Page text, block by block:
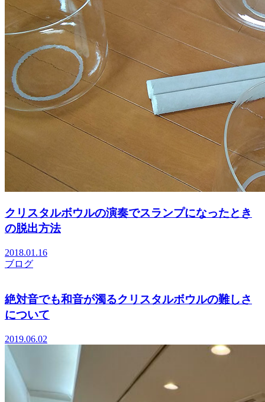
クリスタルボウルの演奏でスランプになったとき
の脱出方法
2018.01.16
ブログ
絶対音でも和音が濁るクリスタルボウルの難しさ
について
2019.06.02